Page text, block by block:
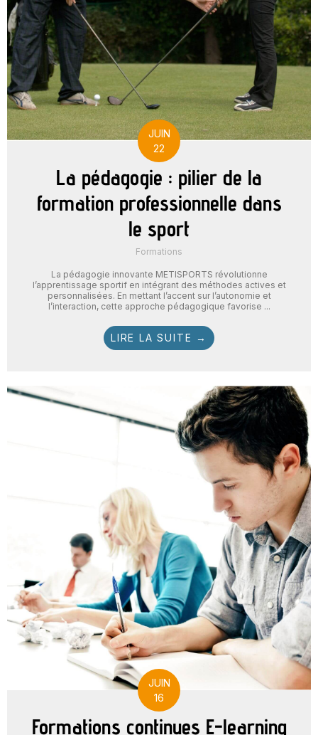
JUIN
22
La pédagogie : pilier de la
formation professionnelle dans
le sport
Formations
La pédagogie innovante METISPORTS révolutionne
l’apprentissage sportif en intégrant des méthodes actives et
personnalisées. En mettant l’accent sur l’autonomie et
l’interaction, cette approche pédagogique favorise ...
LIRE LA SUITE →
JUIN
16
Formations continues E-learning